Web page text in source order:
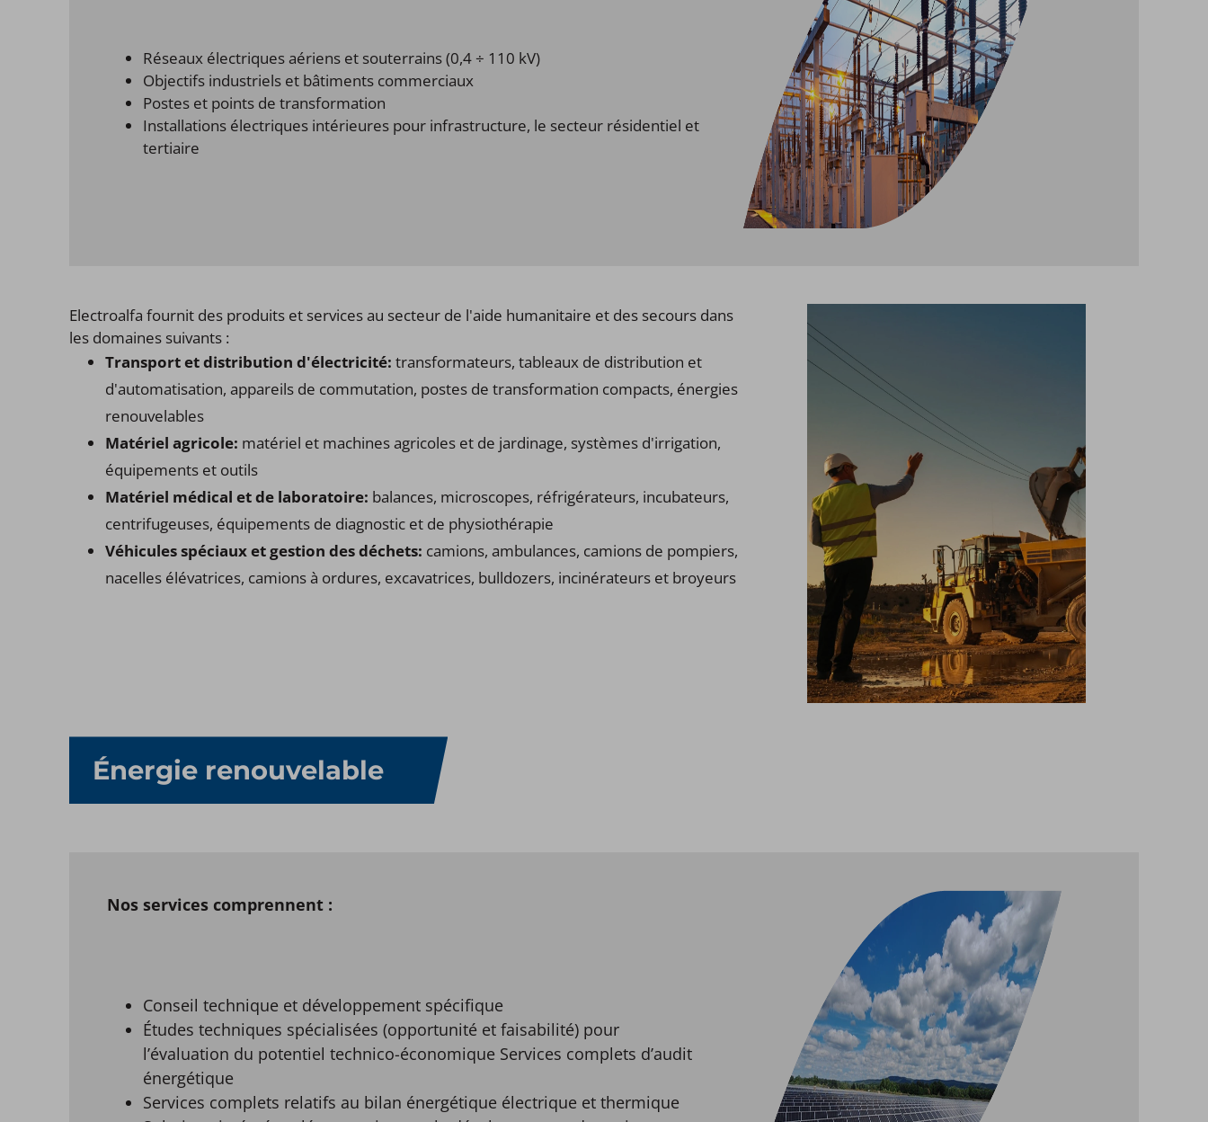
Réseaux électriques aériens et souterrains (0,4 ÷ 110 kV)
Objectifs industriels et bâtiments commerciaux
Postes et points de transformation
Installations électriques intérieures pour infrastructure, le secteur résidentiel et
tertiaire
Electroalfa fournit des produits et services au secteur de l'aide humanitaire et des secours dans
les domaines suivants :
Transport et distribution d'électricité: transformateurs, tableaux de distribution et
d'automatisation, appareils de commutation, postes de transformation compacts, énergies
renouvelables
Matériel agricole: matériel et machines agricoles et de jardinage, systèmes d'irrigation,
équipements et outils
Matériel médical et de laboratoire: balances, microscopes, réfrigérateurs, incubateurs,
centrifugeuses, équipements de diagnostic et de physiothérapie
Véhicules spéciaux et gestion des déchets: camions, ambulances, camions de pompiers,
nacelles élévatrices, camions à ordures, excavatrices, bulldozers, incinérateurs et broyeurs
Énergie renouvelable
Nos services comprennent :
Conseil technique et développement spécifique
Études techniques spécialisées (opportunité et faisabilité) pour
l’évaluation du potentiel technico-économique Services complets d’audit
énergétique
Services complets relatifs au bilan énergétique électrique et thermique